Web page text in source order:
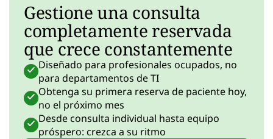
Gestione una consulta
completamente reservada
que crece constantemente
Diseñado para profesionales ocupados, no
para departamentos de TI
Obtenga su primera reserva de paciente hoy,
no el próximo mes
Desde consulta individual hasta equipo
próspero: crezca a su ritmo